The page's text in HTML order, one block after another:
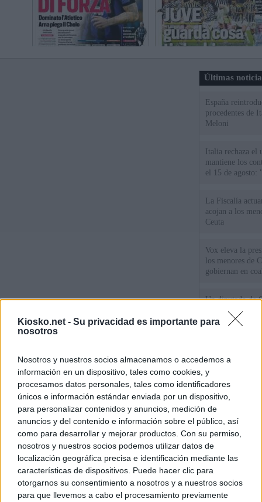
Kiosko.net - Su privacidad es importante para
nosotros
Nosotros y nuestros socios almacenamos o accedemos a
información en un dispositivo, tales como cookies, y
procesamos datos personales, tales como identificadores
únicos e información estándar enviada por un dispositivo,
para personalizar contenidos y anuncios, medición de
anuncios y del contenido e información sobre el público, así
como para desarrollar y mejorar productos. Con su permiso,
nosotros y nuestros socios podemos utilizar datos de
localización geográfica precisa e identificación mediante las
características de dispositivos. Puede hacer clic para
otorgarnos su consentimiento a nosotros y a nuestros socios
para que llevemos a cabo el procesamiento previamente
Últimas
España
procedentes de
Meloni
Italia rechaza
mantiene los
el 15 de agosto:
La Fiscalía
acojan a los
Ceuta
Vox eleva la
los menores de
gobiernan en
Un diputado de
ante la Fiscalía
los inmigrantes”
ministros
de Ceuta
© Kiosko.net Aviso Legal Privacidad y Cookies